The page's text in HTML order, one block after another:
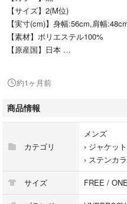
【サイズ】2(M位)
【実寸(cm)】身幅:56cm,肩幅
【素材】ポリエステル100%
【原産国】日本
ポケット：あり 外ポケット:2
透け感：なし
生地の厚さ：普通
光沢：なし
約1ヶ月前
商品情報
カテゴリ
メンズ
› ジャケッ
› ステンカ
サイズ FREE /